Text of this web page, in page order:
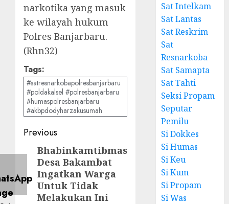
narkotika yang masuk
ke wilayah hukum
Polres Banjarbaru.
(Rhn32)
Tags:
#satresnarkobapolresbanjarbaru
#poldakalsel #polresbanjarbaru
#humaspolresbanjarbaru
#akbpdodyharzakusumah
Previous
Bhabinkamtibmas
Desa Bakambat
Ingatkan Warga
Untuk Tidak
Melakukan Ini
Sat Intelkam
Sat Lantas
Sat Reskrim
Sat
Resnarkoba
Sat Samapta
Sat Tahti
Seksi Propam
Seputar
Pemilu
Si Dokkes
Si Humas
Si Keu
Si Kum
Si Propam
Si Was